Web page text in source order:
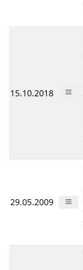
15.10.2018
29.05.2009